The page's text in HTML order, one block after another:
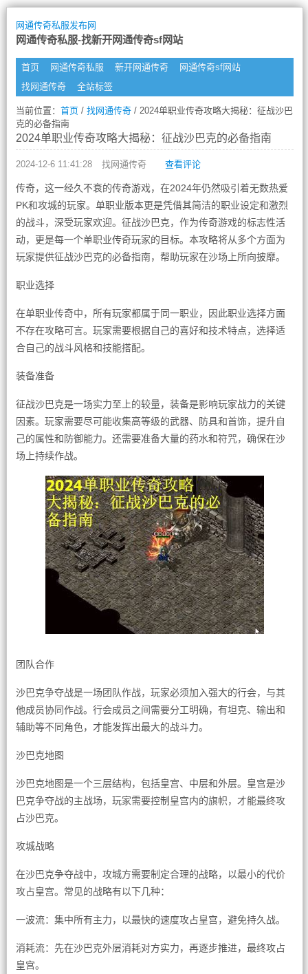
网通传奇私服发布网
网通传奇私服-找新开网通传奇sf网站
首页 网通传奇私服 新开网通传奇
网通传奇sf网站
找网通传奇
全站标签
当前位置： 首页/ 找网通传奇/ 2024单职业传奇攻略大揭秘：征战沙巴
克的必备指南
2024单职业传奇攻略大揭秘：征战沙巴克的必备指南
2024-12-6 11:41:28 找网通传奇 查看评论
传奇，这一经久不衰的传奇游戏，在2024年仍然吸引着无数热爱
PK和攻城的玩家。单职业版本更是凭借其简洁的职业设定和激烈
的战斗，深受玩家欢迎。征战沙巴克，作为传奇游戏的标志性活
动，更是每一个单职业传奇玩家的目标。本攻略将从多个方面为
玩家提供征战沙巴克的必备指南，帮助玩家在沙场上所向披靡。
职业选择
在单职业传奇中，所有玩家都属于同一职业，因此职业选择方面
不存在攻略可言。玩家需要根据自己的喜好和技术特点，选择适
合自己的战斗风格和技能搭配。
装备准备
征战沙巴克是一场实力至上的较量，装备是影响玩家战力的关键
因素。玩家需要尽可能收集高等级的武器、防具和首饰，提升自
己的属性和防御能力。还需要准备大量的药水和符咒，确保在沙
场上持续作战。
团队合作
沙巴克争夺战是一场团队作战，玩家必须加入强大的行会，与其
他成员协同作战。行会成员之间需要分工明确，有坦克、输出和
辅助等不同角色，才能发挥出最大的战斗力。
沙巴克地图
沙巴克地图是一个三层结构，包括皇宫、中层和外层。皇宫是沙
巴克争夺战的主战场，玩家需要控制皇宫内的旗帜，才能最终攻
占沙巴克。
攻城战略
在沙巴克争夺战中，攻城方需要制定合理的战略，以最小的代价
攻占皇宫。常见的战略有以下几种：
一波流：集中所有主力，以最快的速度攻占皇宫，避免持久战。
消耗流：先在沙巴克外层消耗对方实力，再逐步推进，最终攻占
皇宫。